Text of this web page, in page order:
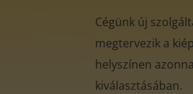
Cégünk új
megtervezik a
helyszínen
kiválasztásában.